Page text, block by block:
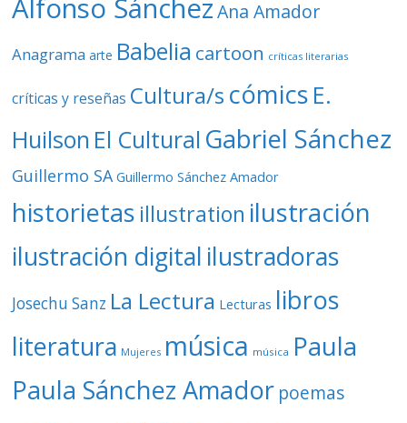
Alfonso Sánchez Ana Amador
Anagrama arte Babelia cartoon críticas literarias
críticas y reseñas Cultura/s cómics E.
Huilson El Cultural Gabriel Sánchez
Guillermo SA Guillermo Sánchez Amador
historietas illustration ilustración
ilustración digital ilustradoras
Josechu Sanz La Lectura Lecturas libros
literatura Mujeres música música Paula
Paula Sánchez Amador poemas